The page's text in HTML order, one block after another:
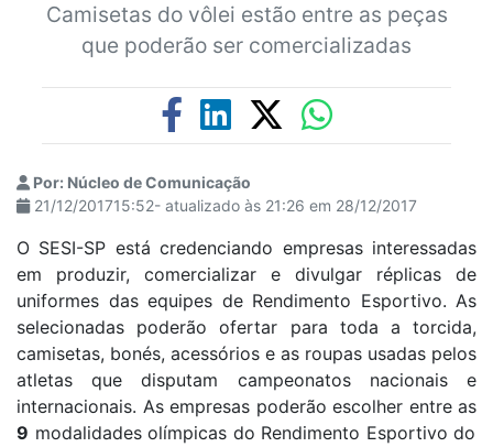
Camisetas do vôlei estão entre as peças
que poderão ser comercializadas
Por: Núcleo de Comunicação
21/12/201715:52- atualizado às 21:26 em 28/12/2017
O SESI-SP está credenciando empresas interessadas
em produzir, comercializar e divulgar réplicas de
uniformes das equipes de Rendimento Esportivo. As
selecionadas poderão ofertar para toda a torcida,
camisetas, bonés, acessórios e as roupas usadas pelos
atletas que disputam campeonatos nacionais e
internacionais. As empresas poderão escolher entre as
9 modalidades olímpicas do Rendimento Esportivo do